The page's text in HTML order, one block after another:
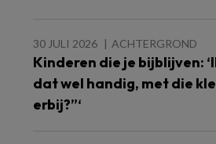
30 JULI 2026 ACHTERGROND
Kinderen die je bijblijven:
dat wel handig, met die
erbij?”‘